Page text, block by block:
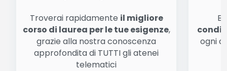
Troverai rapidamente il migliore
corso di laurea per le tue esigenze,
grazie alla nostra conoscenza
approfondita di TUTTI gli atenei
telematici
ogni